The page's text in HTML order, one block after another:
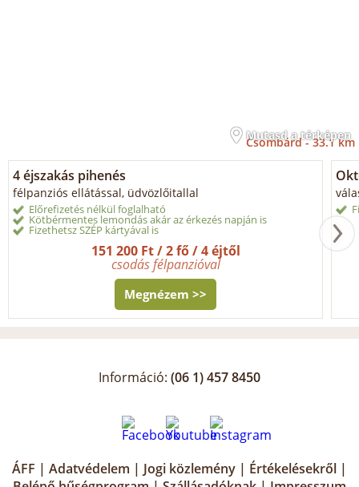
Mutasd a térképen
Csombárd -33.1 km
4 éjszakás pihenés
félpanziós ellátással, üdvözlőitallal
Előrefizetés nélkül foglalható
Kötbérmentes lemondás akár az érkezés napján is
Fizethetsz SZÉP kártyával is
151 200 Ft / 2 fő / 4 éjtől
csodás félpanzióval
Megnézem >>
Információ: (06 1) 457 8450
ÁFF | Adatvédelem | Jogi közlemény | Értékelésekről |